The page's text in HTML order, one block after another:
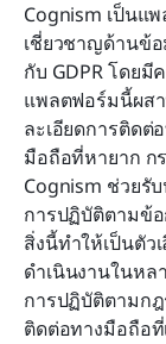
Cognism เป็นแ
เชี่ยวชาญด้านข้
กับ GDPR โดยมี
แพลตฟอร์มนี้ผส
ละเอียดการติด
มือถือที่หายาก ก
Cognism ช่วย
การปฏิบัติตามข้
สิ่งนี้ทำให้เป็นตั
ดำเนินงานในห
การปฏิบัติตามกฎ
ติดต่อทางมือถือ